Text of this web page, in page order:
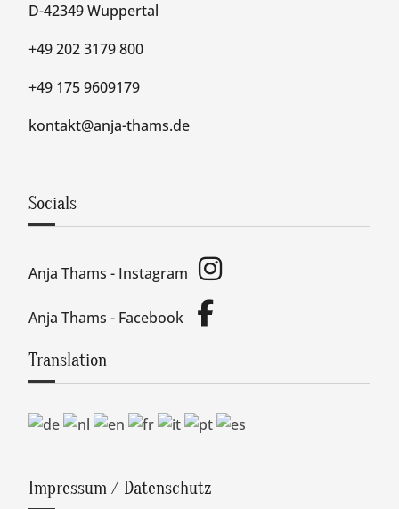
D-42349 Wuppertal
+49 202 3179 800
+49 175 9609179
kontakt@anja-thams.de
Socials
Anja Thams - Instagram
Anja Thams - Facebook
Translation
Impressum / Datenschutz